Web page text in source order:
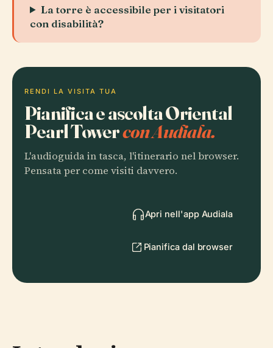
La torre è accessibile per i visitatori
con disabilità?
RENDI LA VISITA TUA
Pianifica e ascolta Oriental
Pearl Towercon Audiala.
L'audioguida in tasca, l'itinerario nel browser.
Pensata per come visiti davvero.
Apri nell'app Audiala
Pianifica dal browser